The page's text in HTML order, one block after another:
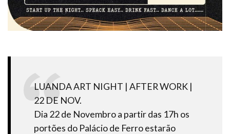
LUANDA ART NIGHT | AFTER WORK |
22 DE NOV.
Dia 22 de Novembro a partir das 17h os
portões do Palácio de Ferro estarão